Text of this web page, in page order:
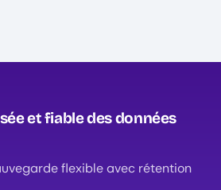
et fiable des données
flexible avec rétention